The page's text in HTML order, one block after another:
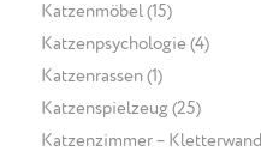
Katzenmöbel (15)
Katzenpsychologie (4)
Katzenrassen(1)
Katzenspielzeug(25)
Katzenzimmer – Kletterwand